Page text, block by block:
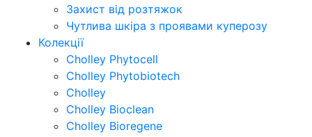
Захист від розтяжок
Чутлива шкіра з проявами куперозу
Колекції
Cholley Phytocell
Cholley Phytobiotech
Cholley
Cholley Bioclean
Cholley Bioregene